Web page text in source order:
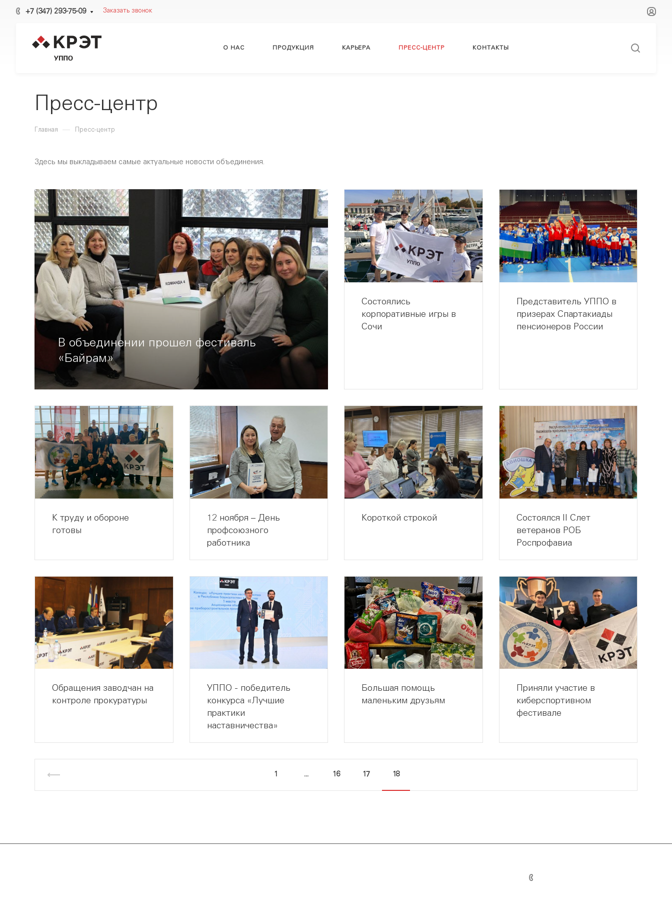
+7 (347) 293-75-09 Заказать звонок
О НАС ПРОДУКЦИЯ КАРЬЕРА ПРЕСС-ЦЕНТР КОНТАКТЫ
Пресс-центр
Главная — Пресс-центр
Здесь мы выкладываем самые актуальные новости объединения.
В объединении прошел фестиваль
«Байрам»
Состоялись
корпоративные игры в
Сочи
Представитель УППО в
призерах Спартакиады
пенсионеров России
К труду и обороне
готовы
12 ноября – День
профсоюзного
работника
Короткой строкой
Состоялся II Слет
ветеранов РОБ
Роспрофавиа
Обращения заводчан на
контроле прокуратуры
УППО - победитель
конкурса «Лучшие
практики
наставничества»
Большая помощь
маленьким друзьям
Приняли участие в
киберспортивном
фестивале
1 ... 16 17 18